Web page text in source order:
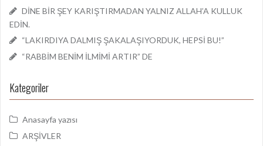
DİNE BİR ŞEY KARIŞTIRMADAN YALNIZ ALLAH’A KULLUK
EDİN.
“LAKIRDIYA DALMIŞ ŞAKALAŞIYORDUK, HEPSİ BU!”
“RABBİM BENİM İLMİMİ ARTIR” DE
Kategoriler
Anasayfa yazısı
ARŞİVLER